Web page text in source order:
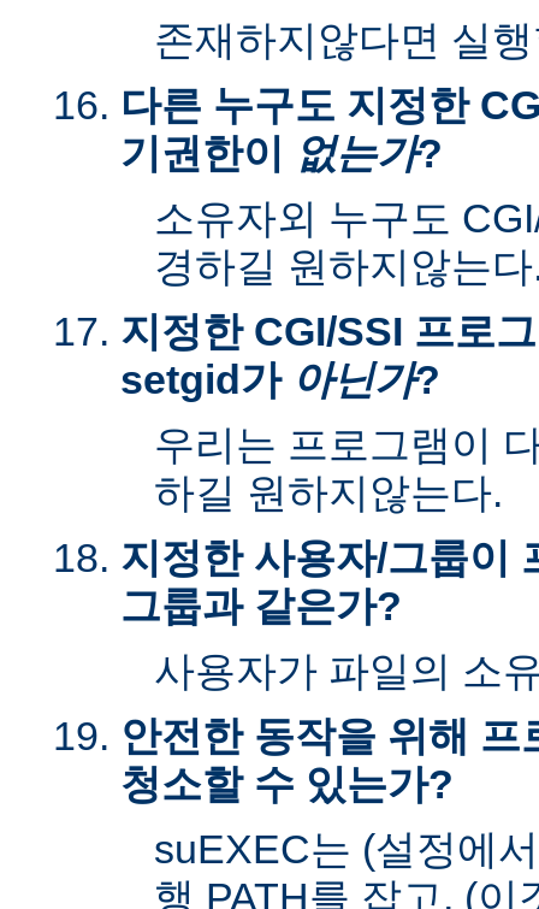
존재하지않다면 실
다른 누구도 지정한
기권한이
없는가?
소유자외 누구도
경하길 원하지않는
지정한 CGI/SSI 프로
setgid가 아닌가?
우리는 프로그램이
하길 원하지않는다.
지정한 사용자/그룹이
그룹과 같은가?
사용자가 파일의 소
안전한 동작을 위해
청소할 수 있는가?
suEXEC는 (설정에
행 PATH를 잡고, (